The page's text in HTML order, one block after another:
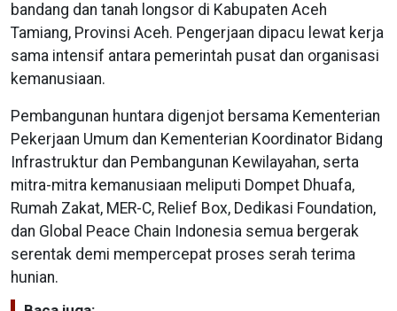
bandang dan tanah longsor di Kabupaten Aceh
Tamiang, Provinsi Aceh. Pengerjaan dipacu lewat kerja
sama intensif antara pemerintah pusat dan organisasi
kemanusiaan.
Pembangunan huntara digenjot bersama Kementerian
Pekerjaan Umum dan Kementerian Koordinator Bidang
Infrastruktur dan Pembangunan Kewilayahan, serta
mitra-mitra kemanusiaan meliputi Dompet Dhuafa,
Rumah Zakat, MER-C, Relief Box, Dedikasi Foundation,
dan Global Peace Chain Indonesia semua bergerak
serentak demi mempercepat proses serah terima
hunian.